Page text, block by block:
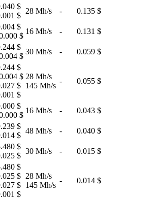
$
$
28 Mh/s - 0.135 $
$
$
16 Mh/s - 0.131 $
$
$
30 Mh/s - 0.059 $
$
$
$
$
28 Mh/s
145 Mh/s
- 0.055 $
$
$
16 Mh/s - 0.043 $
$
$
48 Mh/s - 0.040 $
$
$
30 Mh/s - 0.015 $
$
$
$
$
28 Mh/s
145 Mh/s
- 0.014 $